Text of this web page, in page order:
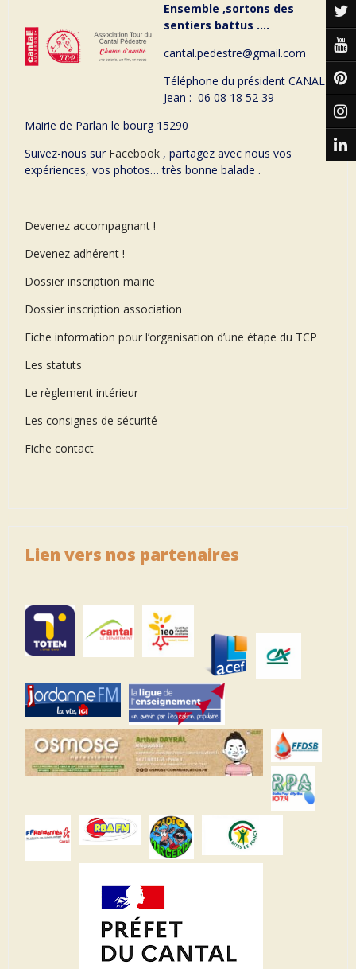
Ensemble ,sortons des
sentiers battus ….
cantal.pedestre@gmail.com
Téléphone du président CANAL
Jean : 06 08 18 52 39
Mairie de Parlan le bourg 15290
Suivez-nous sur Facebook , partagez avec nous vos
expériences, vos photos… très bonne balade .
Devenez accompagnant !
Devenez adhérent !
Dossier inscription mairie
Dossier inscription association
Fiche information pour l’organisation d’une étape du TCP
Les statuts
Le règlement intérieur
Les consignes de sécurité
Fiche contact
Lien vers nos partenaires